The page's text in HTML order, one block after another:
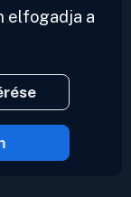
és
elfogadja a